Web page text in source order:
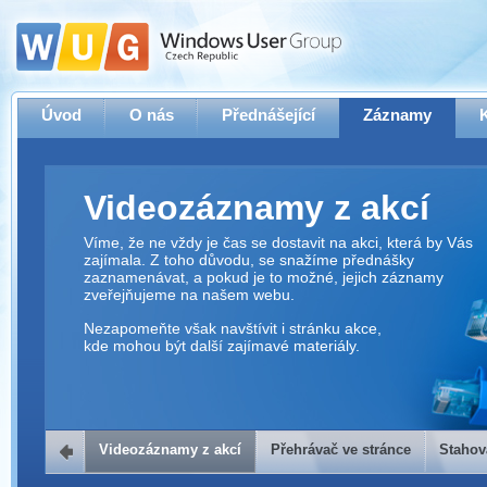
Úvod O nás Přednášející Záznamy
Videozáznamy z akcí
Víme, že ne vždy je čas se dostavit na akci, která by Vás
zajímala. Z toho důvodu, se snažíme přednášky
zaznamenávat, a pokud je to možné, jejich záznamy
zveřejňujeme na našem webu.
Nezapomeňte však navštívit i stránku akce,
kde mohou být další zajímavé materiály.
Přehrávač ve stránce
Videozáznamy z akcí Přehrávač ve stránce